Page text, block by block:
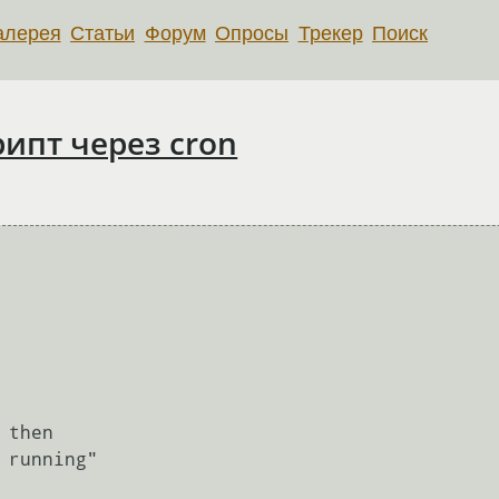
Статьи Форум Опросы Трекер Поиск
через cron